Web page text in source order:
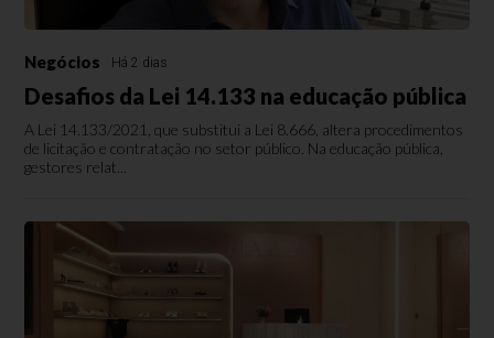
Negócios Há 2 dias
Desafios da Lei 14.133 na educação pública
A Lei 14.133/2021, que substitui a Lei 8.666, altera procedimentos
de licitação e contratação no setor público. Na educação pública,
gestores relat...